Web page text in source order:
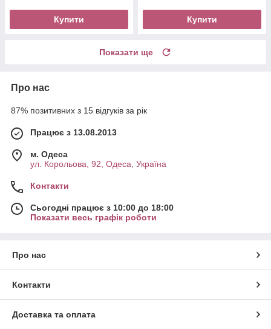
Купити Купити
Показати ще
Про нас
87% позитивних з 15 відгуків за рік
Працює з 13.08.2013
м. Одеса
ул. Корольова, 92, Одеса, Україна
Контакти
Сьогодні працює з 10:00 до 18:00
Показати весь графік роботи
Про нас
Контакти
Доставка та оплата